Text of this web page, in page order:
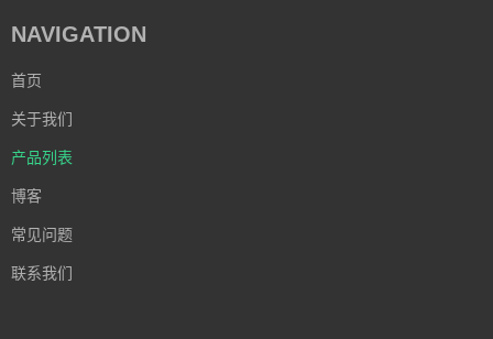
NAVIGATION
首页
关于我们
产品列表
博客
常见问题
联系我们